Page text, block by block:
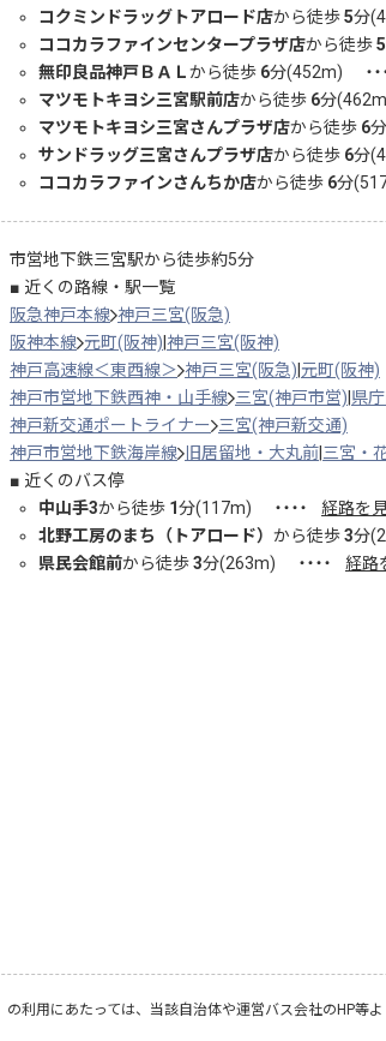
コクミンドラッグトアロード店から徒歩5分(
ココカラファインセンタープラザ店から徒歩5
無印良品神戸ＢＡＬから徒歩 6分(452m) ・・
マツモトキヨシ三宮駅前店から徒歩 6分(462
マツモトキヨシ三宮さんプラザ店から徒歩 6
サンドラッグ三宮さんプラザ店から徒歩 6分(
ココカラファインさんちか店から徒歩 6分(
市営地下鉄三宮駅から徒歩約5分
近くの路線・駅一覧
阪急神戸本線 神戸三宮(阪急)
阪神本線 元町(阪神) 神戸三宮(阪神)
神戸高速線＜東西線＞ 神戸三宮(阪急) 元町(阪神)
神戸市営地下鉄西神・山手線 三宮(神戸市営) 県
神戸新交通ポートライナー 三宮(神戸新交通)
神戸市営地下鉄海岸線
旧居留地・大丸前 三宮・
近くのバス停
中山手3から徒歩 1分(117m) ・・・・
経路を
北野工房のまち（トアロード） から徒歩3分(
県民会館前から徒歩3分(263m) ・・・・ 経路
の利用にあたっては、当該自治体や運営バス会社のHP等